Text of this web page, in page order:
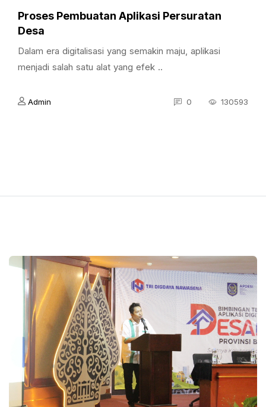
Proses Pembuatan Aplikasi Persuratan
Desa
Dalam era digitalisasi yang semakin maju, aplikasi
menjadi salah satu alat yang efek ..
Admin 0 130593